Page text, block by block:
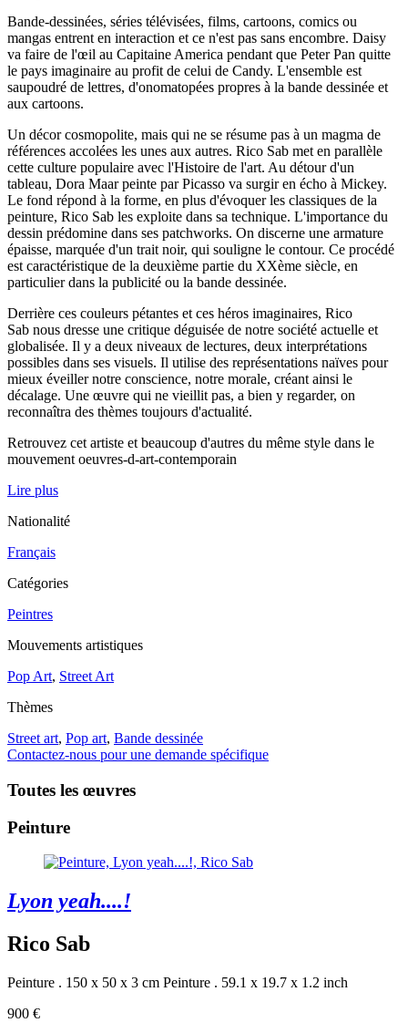
Bande-dessinées, séries télévisées, films, cartoons, comics ou
mangas entrent en interaction et ce n'est pas sans encombre. Daisy
va faire de l'œil au Capitaine America pendant que Peter Pan quitte
le pays imaginaire au profit de celui de Candy. L'ensemble est
saupoudré de lettres, d'onomatopées propres à la bande dessinée et
aux cartoons.
Un décor cosmopolite, mais qui ne se résume pas à un magma de
références accolées les unes aux autres. Rico Sab met en parallèle
cette culture populaire avec l'Histoire de l'art. Au détour d'un
tableau, Dora Maar peinte par Picasso va surgir en écho à Mickey.
Le fond répond à la forme, en plus d'évoquer les classiques de la
peinture, Rico Sab les exploite dans sa technique. L'importance du
dessin prédomine dans ses patchworks. On discerne une armature
épaisse, marquée d'un trait noir, qui souligne le contour. Ce procédé
est caractéristique de la deuxième partie du XXème siècle, en
particulier dans la publicité ou la bande dessinée.
Derrière ces couleurs pétantes et ces héros imaginaires, Rico
Sab nous dresse une critique déguisée de notre société actuelle et
globalisée. Il y a deux niveaux de lectures, deux interprétations
possibles dans ses visuels. Il utilise des représentations naïves pour
mieux éveiller notre conscience, notre morale, créant ainsi le
décalage. Une œuvre qui ne vieillit pas, a bien y regarder, on
reconnaîtra des thèmes toujours d'actualité.
Retrouvez cet artiste et beaucoup d'autres du même style dans le
mouvement oeuvres-d-art-contemporain
Lire plus
Nationalité
Français
Catégories
Peintres
Mouvements artistiques
Pop Art, Street Art
Thèmes
Street art, Pop art, Bande dessinée
Contactez-nous pour une demande spécifique
Toutes les œuvres
Peinture
Lyon yeah....!
Rico Sab
Peinture . 150 x 50 x 3 cm Peinture . 59.1 x 19.7 x 1.2 inch
900 €